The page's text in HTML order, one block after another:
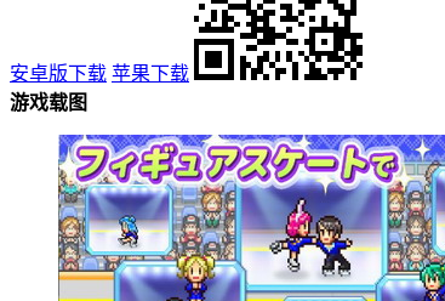
安卓版下载 苹果下载
游戏载图